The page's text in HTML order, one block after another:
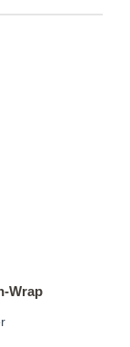
Wrap